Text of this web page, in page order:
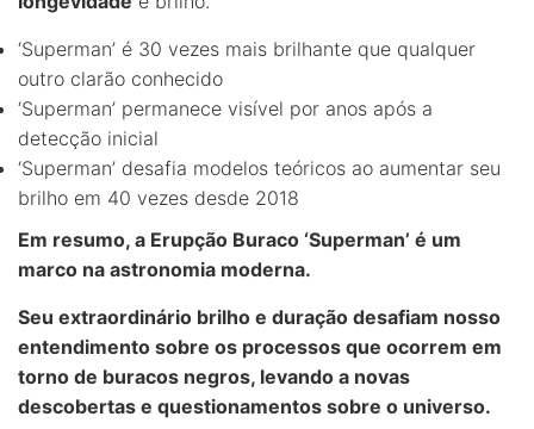
‘Superman’ é 30 vezes mais brilhante que qualquer
outro clarão conhecido
‘Superman’ permanece visível por anos após a
detecção inicial
‘Superman’ desafia modelos teóricos ao aumentar seu
brilho em 40 vezes desde 2018
Em resumo, a Erupção Buraco ‘Superman’ é um
marco na astronomia moderna.
Seu extraordinário brilho e duração desafiam nosso
entendimento sobre os processos que ocorrem em
torno de buracos negros, levando a novas
descobertas e questionamentos sobre o universo.